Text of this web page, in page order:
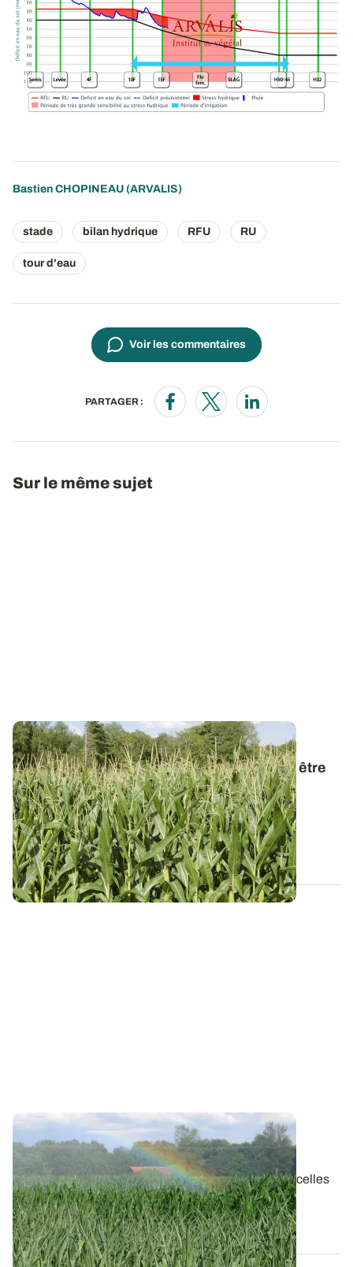
Bastien CHOPINEAU (ARVALIS)
stade bilan hydrique RFU RU
tour d'eau
Voir les commentaires
PARTAGER :
Opens in a new window
Opens in a new window
Opens in a new
Sur le même sujet
POITOU-CHARENTES
Canicule et maïs : la météo de mi-juillet va être
déterminante
Les maïs les plus précoces ont déjà atteint le stade
sensible de la floraison. Face à la...
02 JUILL. 2026
SUD-OUEST
Maïs : dans quelles situations irriguer ?
A la faveur de la vague de chaleur de fin mai, les parcelles
de maïs ont pris de l’avance...
06 JUIN 2026